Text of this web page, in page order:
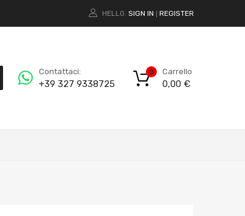
HELLO. SIGN IN REGISTER
Contattaci:
+39 327 9338725
Carrello
0,00 €
0